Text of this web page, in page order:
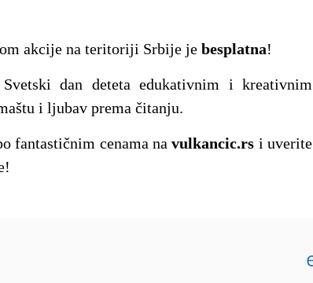
akcije na teritoriji Srbije je besplatna!
dan deteta edukativnim i kreativnim
i ljubav prema čitanju.
fantastičnim cenama navulkancic.rs i uverite